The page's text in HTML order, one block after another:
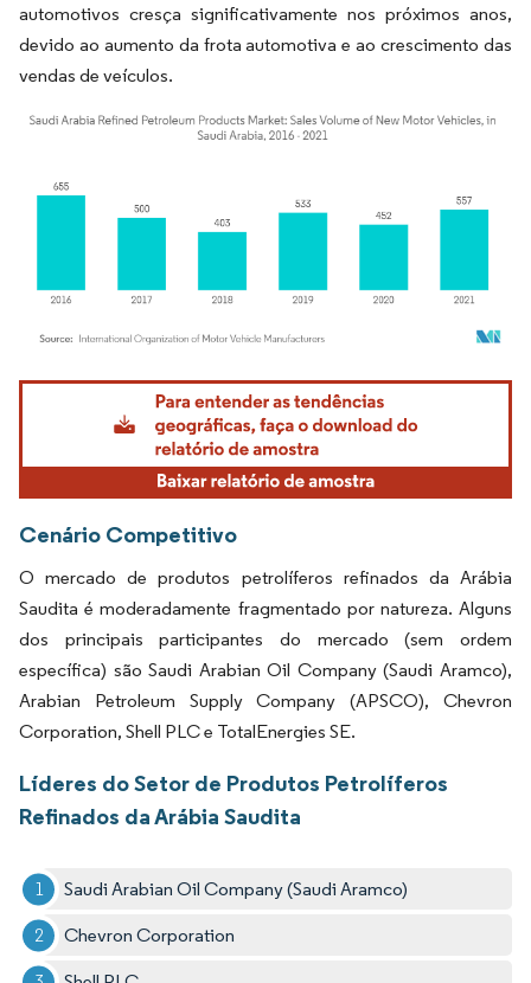
automotivos cresça significativamente nos próximos anos,
devido ao aumento da frota automotiva e ao crescimento das
vendas de veículos.
Imagem © Mordor Intelligence. O reuso requer atribuição conforme CC BY 4.0.
Cenário Competitivo
O mercado de produtos petrolíferos refinados da Arábia
Saudita é moderadamente fragmentado por natureza. Alguns
dos principais participantes do mercado (sem ordem
específica) são Saudi Arabian Oil Company (Saudi Aramco),
Arabian Petroleum Supply Company (APSCO), Chevron
Corporation, Shell PLC e TotalEnergies SE.
Líderes do Setor de Produtos Petrolíferos
Refinados da Arábia Saudita
Saudi Arabian Oil Company (Saudi Aramco)
Chevron Corporation